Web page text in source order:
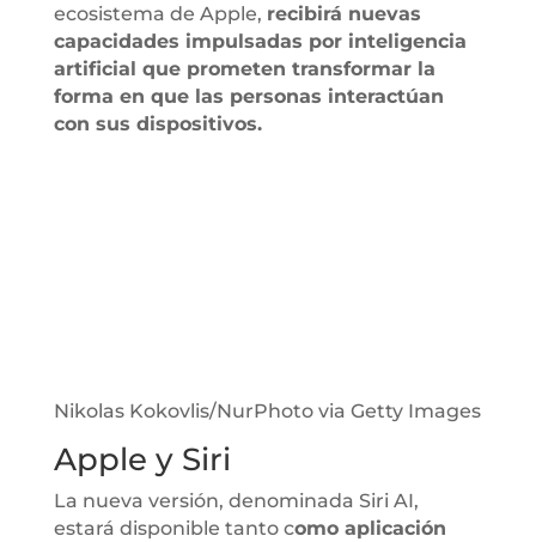
ecosistema de Apple, recibirá nuevas
capacidades impulsadas por inteligencia
artificial que prometen transformar la
forma en que las personas interactúan
con sus dispositivos.
Nikolas Kokovlis/NurPhoto via Getty Images
Apple y Siri
La nueva versión, denominada Siri AI,
estará disponible tanto como aplicación